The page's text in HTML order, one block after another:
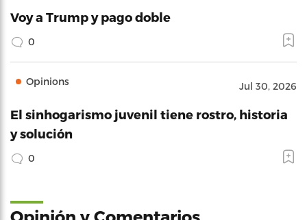
Voy a Trump y pago doble
0
Opinions Jul 30, 2026
El sinhogarismo juvenil tiene rostro, historia
y solución
0